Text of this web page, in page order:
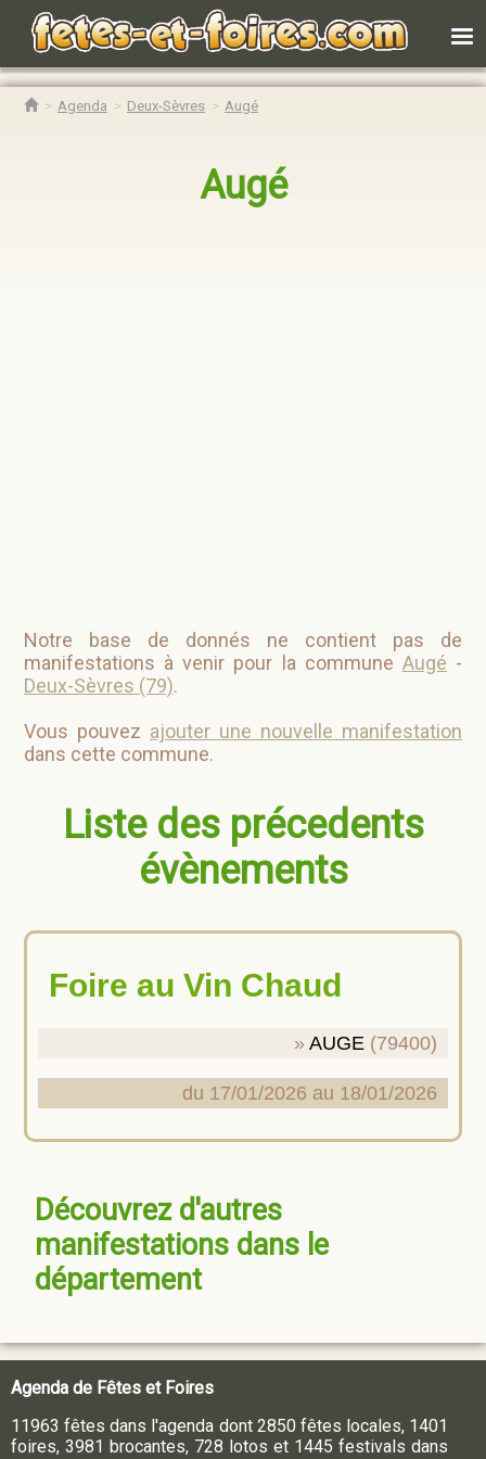
Agenda Deux-Sèvres Augé
Augé
Notre base de donnés ne contient pas de
manifestations à venir pour la commune Augé -
Deux-Sèvres (79).
Vous pouvez ajouter une nouvelle manifestation
dans cette commune.
Liste des précedents
évènements
Foire au Vin Chaud
AUGE (79400)
du 17/01/2026 au 18/01/2026
Découvrez d'autres
manifestations dans le
département
Agenda de Fêtes et Foires
11963 fêtes dans l'agenda dont 2850 fêtes locales, 1401
foires, 3981 brocantes, 728 lotos et 1445 festivals dans